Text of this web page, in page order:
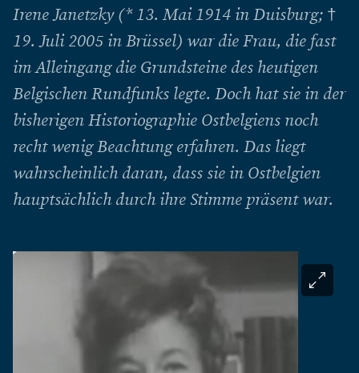
Irene Janetzky (* 13. Mai 1914 in Duisburg; †
19. Juli 2005 in Brüssel) war die Frau, die fast
im Alleingang die Grundsteine des heutigen
Belgischen Rundfunks legte. Doch hat sie in der
bisherigen Historiographie Ostbelgiens noch
recht wenig Beachtung erfahren. Das liegt
wahrscheinlich daran, dass sie in Ostbelgien
hauptsächlich durch ihre Stimme präsent war.